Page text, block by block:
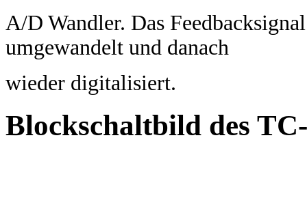
A/D Wandler. Das
umgewandelt und danach
wieder digitalisiert.
Blockschaltbild des